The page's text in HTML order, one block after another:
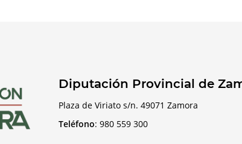
Diputación Provincial de
Plaza de Viriato s/n. 49071 Zamora
Teléfono: 980 559 300